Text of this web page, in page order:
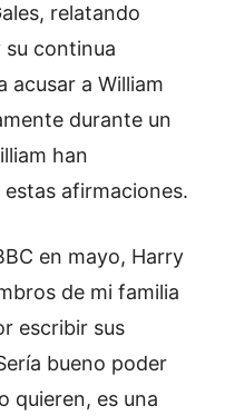
relatando
su continua
acusar a William
durante un
han
afirmaciones.
en mayo, Harry
de mi familia
escribir sus
bueno poder
quieren, es una